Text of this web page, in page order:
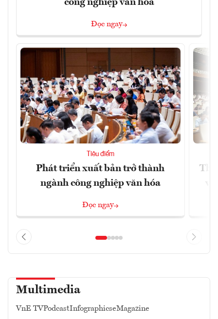
công nghiệp văn hóa
Đọc ngay
Tiêu điểm
Phát triển xuất bản trở thành
ngành công nghiệp văn hóa
Đọc ngay
về
Multimedia
VnE TVPodcastInfographicseMagazine